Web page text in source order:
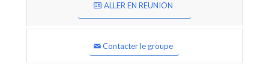
ALLER EN REUNION
Contacter le groupe